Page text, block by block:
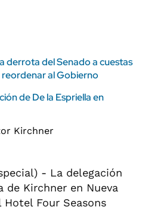
derrota del Senado a cuestas
al Gobierno
de De la Espriella en
- La delegación
de Kirchner en Nueva
Four Seasons